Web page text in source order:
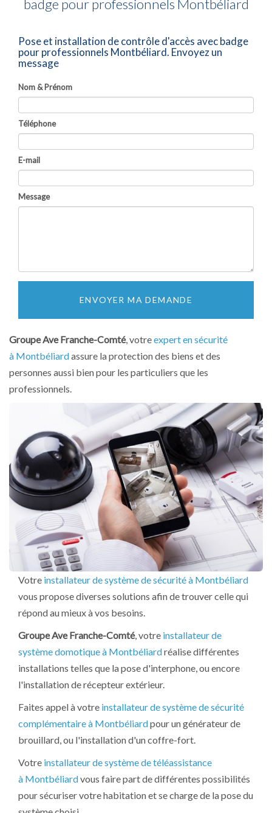
badge pour professionnels Montbéliard
Pose et installation de contrôle d'accès avec badge
pour professionnels Montbéliard. Envoyez un
message
Nom & Prénom
Téléphone
E-mail
Message
ENVOYER MA DEMANDE
Groupe Ave Franche-Comté, votreexpert en sécurité
à Montbéliardassure la protection des biens et des
personnes aussi bien pour les particuliers que les
professionnels.
Votre installateur de système de sécurité à Montbéliard
vous propose diverses solutions afin de trouver celle qui
répond au mieux à vos besoins.
Groupe Ave Franche-Comté, votre installateur de
système domotique à Montbéliardréalise différentes
installations telles que la pose d'interphone, ou encore
l'installation de récepteur extérieur.
Faites appel à votre installateur de système de sécurité
complémentaire à Montbéliardpour un générateur de
brouillard, ou l'installation d'un coffre-fort.
Votre installateur de système de téléassistance
à Montbéliardvous faire part de différentes possibilités
pour sécuriser votre habitation et se charge de la pose du